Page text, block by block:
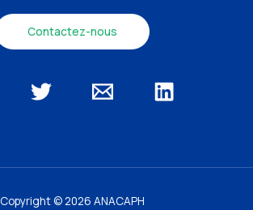
Contactez-nous
Copyright © 2026 ANACAPH